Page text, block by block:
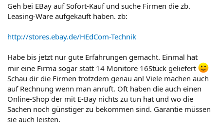
Geh bei EBay auf Sofort-Kauf und suche Firmen die zb.
Leasing-Ware aufgekauft haben. zb:
http://stores.ebay.de/HEdCom-Technik
Habe bis jetzt nur gute Erfahrungen gemacht. Einmal hat
mir eine Firma sogar statt 14 Monitore 16Stück geliefert
Schau dir die Firmen trotzdem genau an! Viele machen auch
auf Rechnung wenn man anruft. Oft haben die auch einen
Online-Shop der mit E-Bay nichts zu tun hat und wo die
Sachen noch günstiger zu bekommen sind. Garantie müssen
sie auch leisten.